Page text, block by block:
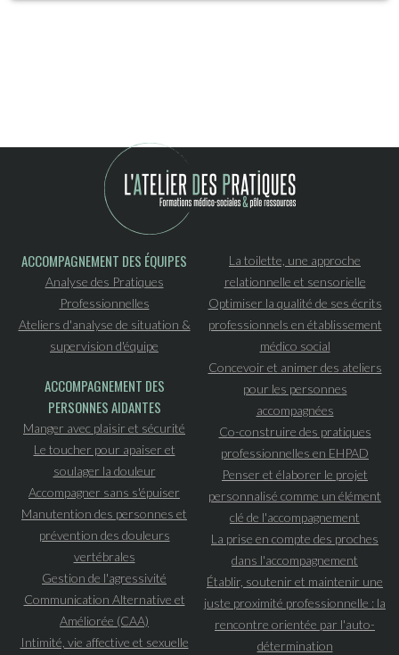
ACCOMPAGNEMENT DES ÉQUIPES
Analyse des Pratiques
Professionnelles
Ateliers d'analyse de situation &
supervision d'équipe
ACCOMPAGNEMENT DES
PERSONNES AIDANTES
Manger avec plaisir et sécurité
Le toucher pour apaiser et
soulager la douleur
Accompagner sans s'épuiser
Manutention des personnes et
prévention des douleurs
vertébrales
Gestion de l'agressivité
Communication Alternative et
Améliorée (CAA)
Intimité, vie affective et sexuelle
La toilette, une approche
relationnelle et sensorielle
Optimiser la qualité de ses écrits
professionnels en établissement
médico social
Concevoir et animer des ateliers
pour les personnes
accompagnées
Co-construire des pratiques
professionnelles en EHPAD
Penser et élaborer le projet
personnalisé comme un élément
clé de l'accompagnement
La prise en compte des proches
dans l'accompagnement
Établir, soutenir et maintenir une
juste proximité professionnelle : la
rencontre orientée par l'auto-
détermination